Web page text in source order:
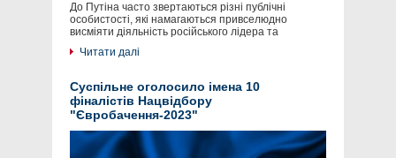
До Путіна часто звертаються різні публічні
особистості, які намагаються привселюдно
висміяти діяльність російського лідера та
Читати далі
Суспільне оголосило імена 10
фіналістів Нацвідбору
"Євробачення-2023"